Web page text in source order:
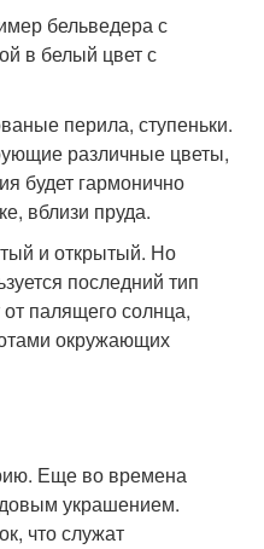
бельведера с
в белый цвет с
перила, ступеньки.
различные цветы,
будет гармонично
вблизи пруда.
и открытый. Но
последний тип
палящего солнца,
окружающих
Еще во времена
украшением.
что служат